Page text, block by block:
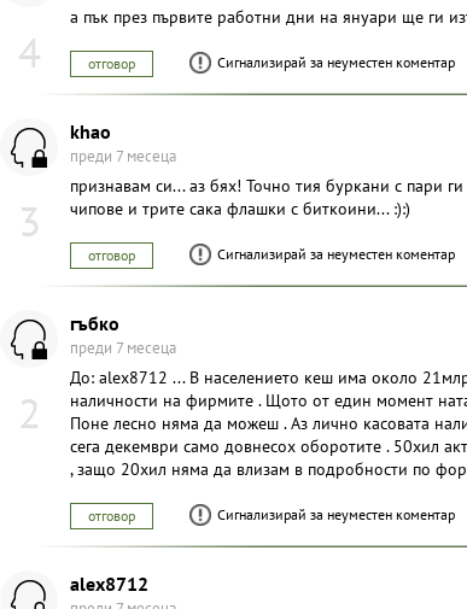
4
а пък през първите работни дни на януари ще ги
отговор Сигнализирай за неуместен коментар
3
khao
преди 7 месеца
признавам си... аз бях! Точно тия буркани с пари
чипове и трите сака флашки с биткоини... :):)
отговор Сигнализирай за неуместен коментар
2
гъбко
преди 7 месеца
До: alex8712 ... В населението кеш има около
наличности на фирмите . Щото от един момент
Поне лесно няма да можеш . Аз лично касовата
сега декември само довнесох оборотите . 50хил
, защо 20хил няма да влизам в подробности по
отговор Сигнализирай за неуместен коментар
alex8712